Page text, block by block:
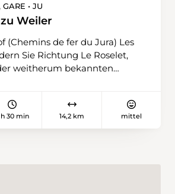
• JU
Weiler
(Chemins de fer du Jura) Les
Sie Richtung Le Roselet,
weitherum bekannten
Torfmoorgebiet mit einem
dem Étang de la
h 30 min 14,2 km mittel